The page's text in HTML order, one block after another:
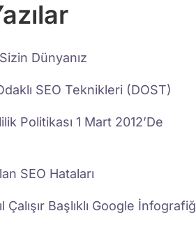
Dünyanız
SEO Teknikleri (DOST)
Politikası 1 Mart 2012’De
SEO Hataları
Çalışır Başlıklı Google